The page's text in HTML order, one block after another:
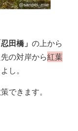
忍田橋」 の上から
の対岸から紅葉
し。
できます。